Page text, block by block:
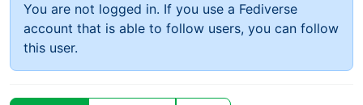
You are not logged in. If you use a Fediverse
account that is able to follow users, you can follow
this user.